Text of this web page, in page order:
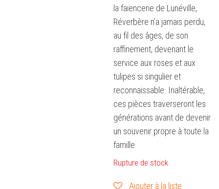
la faïencerie de Lunéville,
Réverbère n’a jamais perdu,
au fil des âges, de son
raffinement, devenant le
service aux roses et aux
tulipes si singulier et
reconnaissable. Inaltérable,
ces pièces traverseront les
générations avant de devenir
un souvenir propre à toute la
famille.
Rupture de stock
Ajouter à la liste